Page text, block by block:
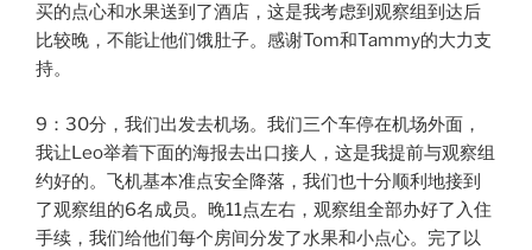
买的点心和水果送到了酒店，这是我考虑到观察组到达后
比较晚，不能让他们饿肚子。感谢Tom和Tammy的大力支
持。
9：30分，我们出发去机场。我们三个车停在机场外面，
我让Leo举着下面的海报去出口接人，这是我提前与观察组
约好的。飞机基本准点安全降落，我们也十分顺利地接到
了观察组的6名成员。晚11点左右，观察组全部办好了入住
手续，我们给他们每个房间分发了水果和小点心。完了以